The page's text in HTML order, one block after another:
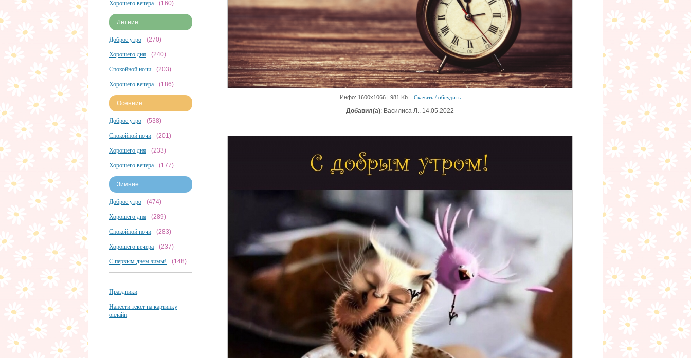
Хорошего вечера (160)
Летние:
Доброе утро (270)
Хорошего дня (240)
Спокойной ночи (203)
Хорошего вечера (186)
Осенние:
Доброе утро (538)
Спокойной ночи (201)
Хорошего дня (233)
Хорошего вечера (177)
Зимние:
Доброе утро (474)
Хорошего дня (289)
Спокойной ночи (283)
Хорошего вечера (237)
С первым днем зимы! (148)
Праздники
Нанести текст на картинку
онлайн
Инфо: 1600х1066 | 981 Kb Скачать / обсудить
Добавил(а): Василиса Л.. 14.05.2022